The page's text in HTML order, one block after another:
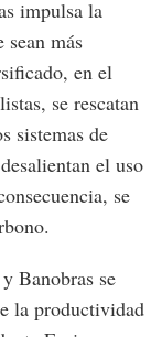
impulsa la
sean más
en el
se rescatan
sistemas de
el uso
se
Banobras se
la productividad